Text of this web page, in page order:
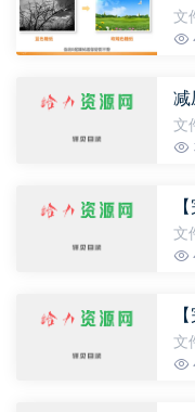
文
一
效
文
大
文
课
文
讲